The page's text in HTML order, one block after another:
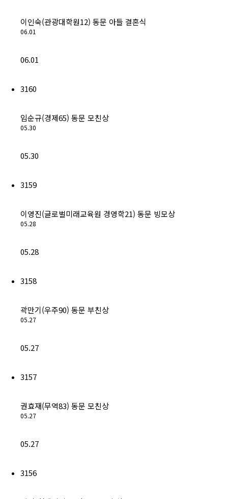
이인숙(관광대학원12) 동문 아들 결혼식
06.01
06.01
3160
임순규(경제65) 동문 모친상
05.30
05.30
3159
이영진(글로벌미래교육원 경영학21) 동문 빙모상
05.28
05.28
3158
곽만기(우주90) 동문 부친상
05.27
05.27
3157
권효재(무역83) 동문 모친상
05.27
05.27
3156